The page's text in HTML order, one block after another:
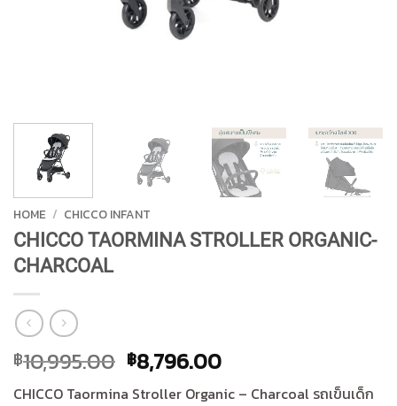
HOME / CHICCO INFANT
CHICCO TAORMINA STROLLER ORGANIC-
CHARCOAL
฿10,995.00 Original
price
฿8,796.00Current
price
CHICCO Taormina Stroller Organic – Charcoal รถเข็นเด็ก